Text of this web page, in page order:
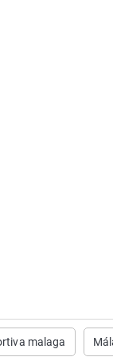
malaga